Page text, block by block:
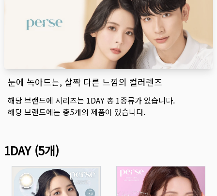
눈에 녹아드는, 살짝 다른 느낌의 컬러렌즈
해당 브랜드에 시리즈는 1DAY 총 1종류가 있습니다.
해당 브랜드에는 총5개의 제품이 있습니다.
1DAY(5개)